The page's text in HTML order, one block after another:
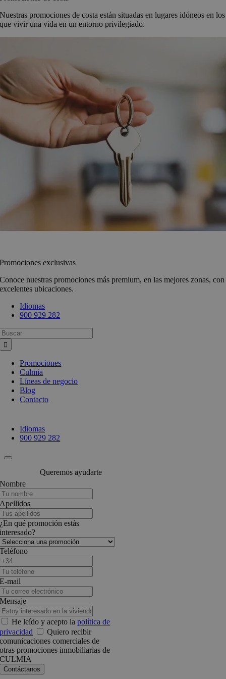
Nuestras promociones de costa están situadas en lugares idóneos en los
que vivir una vida en un entorno privilegiado.
Promociones exclusivas
Conoce nuestras promociones más premium, en las mejores zonas, con
excelentes ubicaciones.
Idiomas
900 929 282
Promociones
Culmia
Líneas de negocio
Blog
Contacto
Idiomas
900 929 282
Queremos ayudarte
Nombre
Apellidos
¿En qué promoción estás
interesado?
Teléfono
E-mail
Mensaje
He leído y acepto lapolítica de
privacidad
Quiero recibir
comunicaciones comerciales de
otras promociones inmobiliarias de
CULMIA